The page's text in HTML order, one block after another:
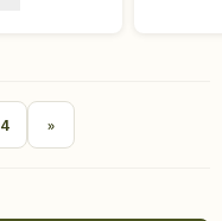
4 »